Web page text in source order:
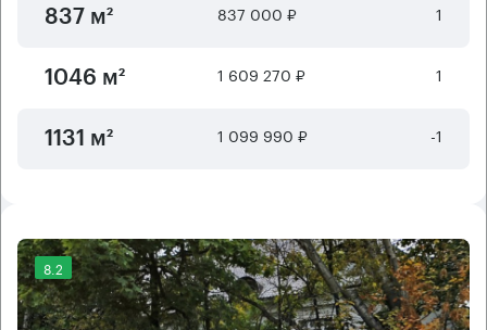
837 м² 837 000 ₽ 1
1046 м² 1 609 270 ₽ 1
1131 м² 1 099 990 ₽ -1
8.2